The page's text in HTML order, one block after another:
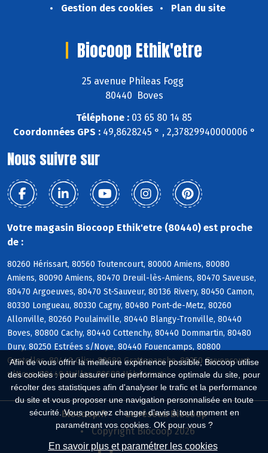
Afin de vous offrir la meilleure expérience possible, Biocoop utilise
des cookies : pour assurer une performance optimale du site, pour
récolter des statistiques afin d'analyser le trafic et la performance
du site et vous proposer une navigation personnalisée en toute
sécurité. Vous pouvez changer d'avis à tout moment en
paramétrant vos cookies. OK pour vous ?
En savoir plus et paramétrer les cookies
Gestion des cookies
Plan du site
Biocoop Ethik'etre
25 avenue Phileas Fogg
80440 Boves
Téléphone : 03 65 80 14 85
Coordonnées GPS :49,8628245 ° , 2,37829940000006 °
Nous suivre sur
Votre magasin Biocoop Ethik'etre (80440) est proche
de :
80260 Hérissart, 80560 Toutencourt, 80000 Amiens, 80080
Amiens, 80090 Amiens, 80470 Dreuil-lès-Amiens, 80470 Saveuse,
80470 Argoeuves, 80470 St-Sauveur, 80136 Rivery, 80450 Camon,
80330 Longueau, 80330 Cagny, 80480 Pont-de-Metz, 80260
Allonville, 80260 Poulainville, 80440 Blangy-Tronville, 80440
Boves, 80800 Cachy, 80440 Cottenchy, 80440 Dommartin, 80480
Dury, 80250 Estrées s/Noye, 80440 Fouencamps, 80800
Gentelles, 80440 Glisy, 80680 Grattepanche, 80250 Guyencourt
s/Noye, 80440 Hailles, 80680 Hébécourt
Biocoop.fr
Le réseau Biocoop
Copyright Biocoop 2026